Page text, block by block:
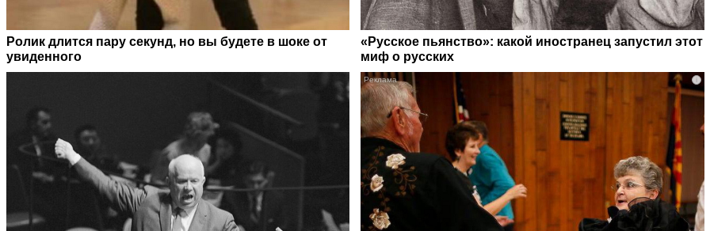
Ролик длится пару секунд, но вы будете в шоке от
увиденного
«Русское пьянство»: какой иностранец запустил этот
миф о русских
i